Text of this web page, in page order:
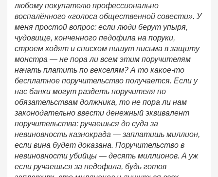
любому покупателю профессионально
воспалённого «голоса общественной совести». У
меня простой вопрос: если люди берут упыря,
чудовище, конченного педофила на поруки,
строем ходят и списком пишут письма в защиту
монстра — не пора ли всем этим поручителям
начать платить по векселям? А то какое-то
бесплатное поручительство получается. Если у
нас банки могут раздеть поручителя по
обязательствам должника, то не пора ли нам
законодательно ввести денежный эквивалент
поручительства: ручаешься до суда за
невиновность казнокрада — заплатишь миллион,
если вина будет доказана. Поручительство в
невиновности убийцы — десять миллионов. А уж
если ручаешься за педофила, будь готов